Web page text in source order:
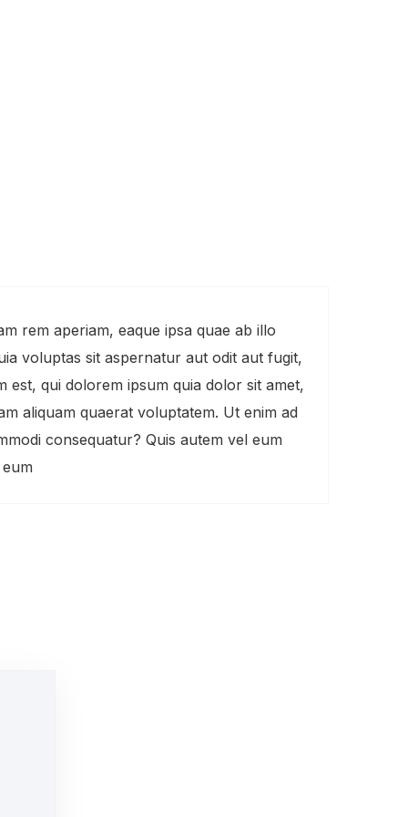
rem aperiam, eaque ipsa quae ab illo
voluptas sit aspernatur aut odit aut fugit,
est, qui dolorem ipsum quia dolor sit amet,
aliquam quaerat voluptatem. Ut enim ad
consequatur? Quis autem vel eum